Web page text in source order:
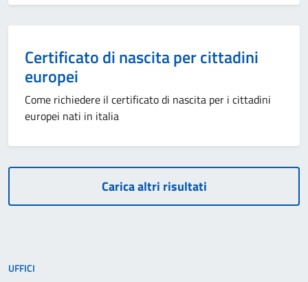
Certificato di nascita per cittadini
europei
Come richiedere il certificato di nascita per i cittadini
europei nati in italia
Carica altri risultati
UFFICI